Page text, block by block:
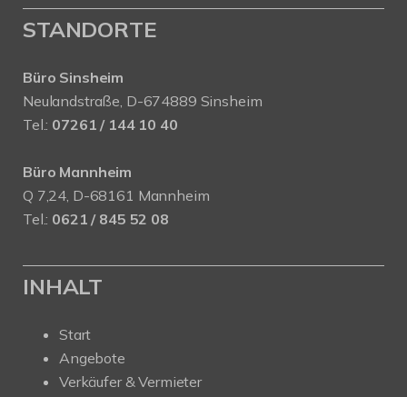
STANDORTE
Büro Sinsheim
Neulandstraße, D-674889 Sinsheim
Tel.: 07261 / 144 10 40
Büro Mannheim
Q 7,24, D-68161 Mannheim
Tel.: 0621 / 845 52 08
INHALT
Start
Angebote
Verkäufer & Vermieter